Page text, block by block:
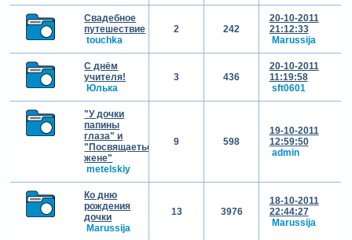
Свадебное
путешествие
touchka
2 242
20-10-2011
21:12:33
Marussija
С днём
учителя!
Юлька
3 436
20-10-2011
11:19:58
sft0601
"У дочки
папины
глаза" и
"Посвящаеться
жене"
metelskiy
9 598
19-10-2011
12:59:50
admin
Ко дню
рождения
дочки
Marussija
13 3976
18-10-2011
22:44:27
Marussija